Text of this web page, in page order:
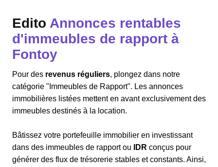
Edito Annonces rentables
d'immeubles de rapport à
Fontoy
Pour des revenus réguliers, plongez dans notre
catégorie "Immeubles de Rapport". Les annonces
immobilières listées mettent en avant exclusivement des
immeubles destinés à la location.
Bâtissez votre portefeuille immobilier en investissant
dans des immeubles de rapport ou
IDR conçus pour
générer des flux de trésorerie stables et constants. Ainsi,